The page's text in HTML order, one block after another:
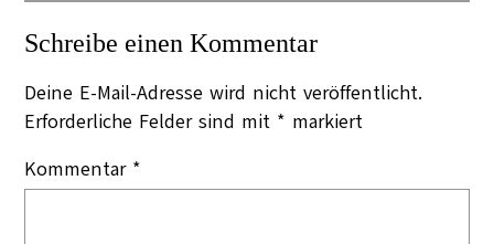
Schreibe einen Kommentar
Deine E-Mail-Adresse wird nicht veröffentlicht.
Erforderliche Felder sind mit * markiert
Kommentar *